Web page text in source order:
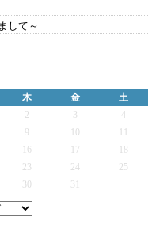
して～
木 金
土
2 3
4
9
16 17
23 24
25
30 31